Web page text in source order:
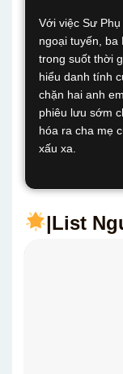
Với việc Sư Phụ
ngoại tuyến,
trong suốt thời
hiểu danh tính
chặn hai anh
phiêu lưu sớm
hóa ra cha mẹ
xấu xa.
|List